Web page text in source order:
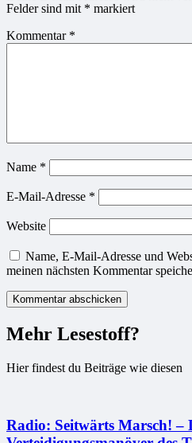
Felder sind mit * markiert
Kommentar *
Name *
E-Mail-Adresse *
Website
Name, E-Mail-Adresse und
meinen nächsten Kommentar
Mehr Lesestoff?
Hier findest du Beiträge wie diesen
Radio: Seitwärts Marsch! –